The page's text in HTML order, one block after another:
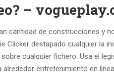
–
cantidad de construcciones y
Clicker destapado cualquier la
cualquier fichero. Usa el
entretenimiento en